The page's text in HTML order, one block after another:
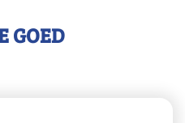
GOED